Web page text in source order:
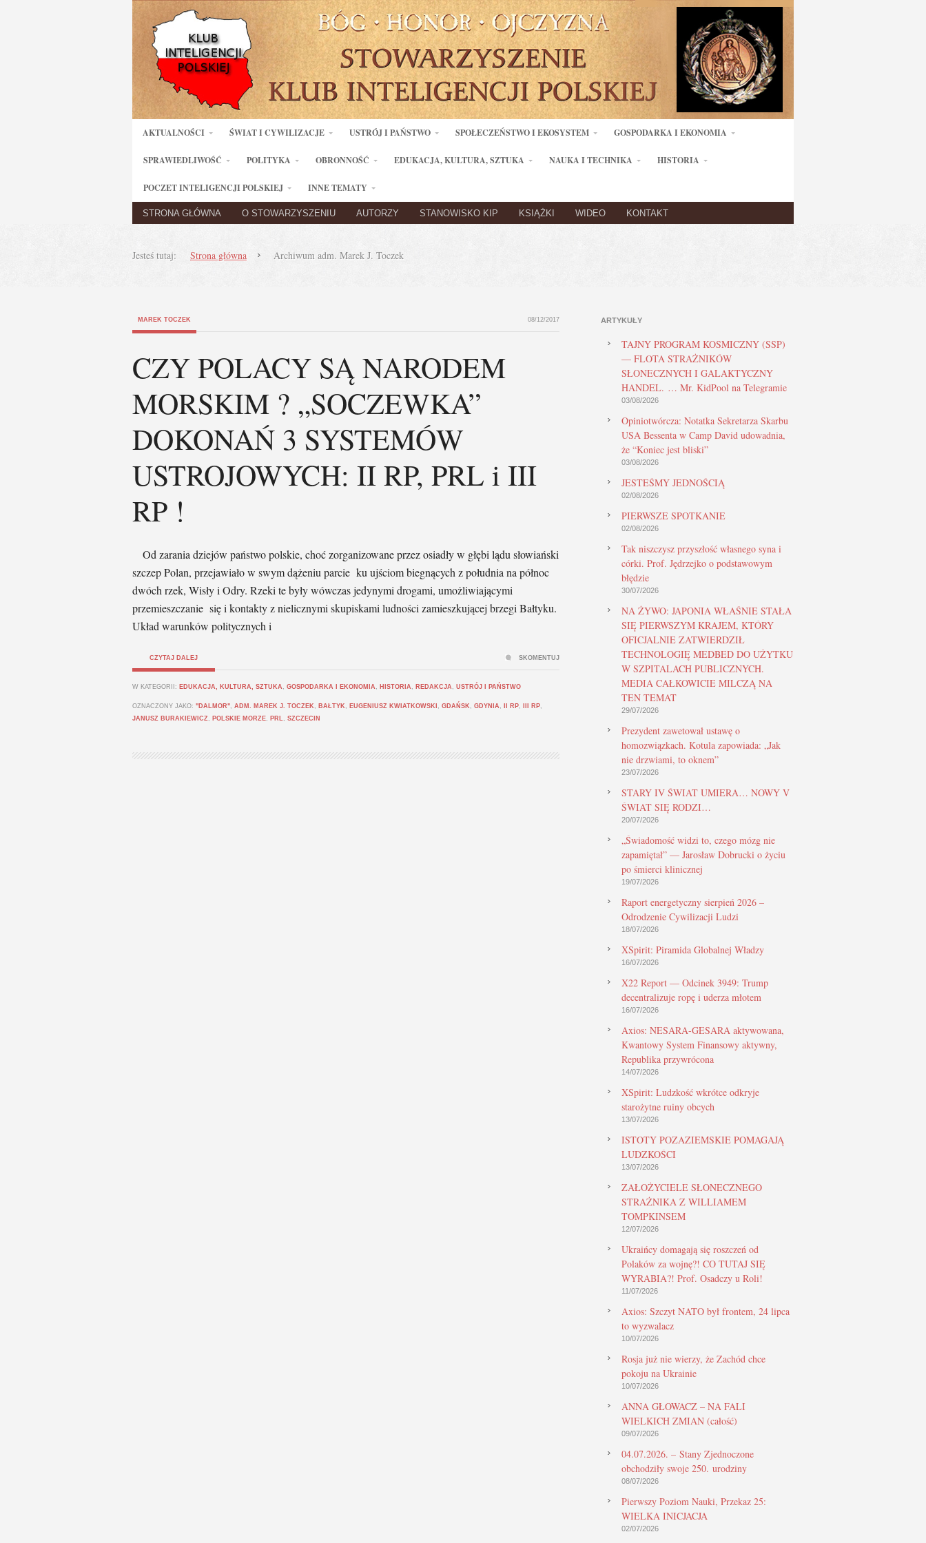
AKTUALNOŚCI ŚWIAT I CYWILIZACJE USTRÓJ I PAŃSTWO SPOŁECZEŃSTWO I EKOSYSTEM GOSPODARKA I EKONOMIA
SPRAWIEDLIWOŚĆ POLITYKA OBRONNOŚĆ EDUKACJA, KULTURA, SZTUKA NAUKA I TECHNIKA HISTORIA
POCZET INTELIGENCJI POLSKIEJ INNE TEMATY
STRONA GŁÓWNA O STOWARZYSZENIU AUTORZY STANOWISKO KIP KSIĄŻKI WIDEO KONTAKT
Jesteś tutaj: Strona główna Archiwum adm. Marek J. Toczek
MAREK TOCZEK 08/12/2017
CZY POLACY SĄ NARODEM
MORSKIM ? „SOCZEWKA”
DOKONAŃ 3 SYSTEMÓW
USTROJOWYCH: II RP, PRL i III
RP !
Od zarania dziejów państwo polskie, choć zorganizowane przez osiadły w głębi lądu słowiański
szczep Polan, przejawiało w swym dążeniu parcie ku ujściom biegnących z południa na północ
dwóch rzek, Wisły i Odry. Rzeki te były wówczas jedynymi drogami, umożliwiającymi
przemieszczanie się i kontakty z nielicznymi skupiskami ludności zamieszkującej brzegi Bałtyku.
Układ warunków politycznych i
CZYTAJ DALEJ
W KATEGORII: EDUKACJA, KULTURA, SZTUKA , GOSPODARKA I EKONOMIA , HISTORIA , REDAKCJA , USTRÓJ I PAŃSTWO
OZNACZONY JAKO: "DALMOR", ADM. MAREK J. TOCZEK , BAŁTYK , EUGENIUSZ KWIATKOWSKI , GDAŃSK , GDYNIA , II RP, III RP,
JANUSZ BURAKIEWICZ, POLSKIE MORZE, PRL, SZCZECIN
SKOMENTUJ
ARTYKUŁY
TAJNY PROGRAM KOSMICZNY (SSP)
— FLOTA STRAŻNIKÓW
SŁONECZNYCH I GALAKTYCZNY
HANDEL. … Mr. KidPool na Telegramie
03/08/2026
Opiniotwórcza: Notatka Sekretarza Skarbu
USA Bessenta w Camp David udowadnia,
że “Koniec jest bliski”
03/08/2026
JESTEŚMY JEDNOŚCIĄ
02/08/2026
PIERWSZE SPOTKANIE
02/08/2026
Tak niszczysz przyszłość własnego syna i
córki. Prof. Jędrzejko o podstawowym
błędzie
30/07/2026
NA ŻYWO: JAPONIA WŁAŚNIE STAŁA
SIĘ PIERWSZYM KRAJEM, KTÓRY
OFICJALNIE ZATWIERDZIŁ
TECHNOLOGIĘ MEDBED DO UŻYTKU
W SZPITALACH PUBLICZNYCH.
MEDIA CAŁKOWICIE MILCZĄ NA
TEN TEMAT
29/07/2026
Prezydent zawetował ustawę o
homozwiązkach. Kotula zapowiada: „Jak
nie drzwiami, to oknem”
23/07/2026
STARY IV ŚWIAT UMIERA… NOWY V
ŚWIAT SIĘ RODZI…
20/07/2026
„Świadomość widzi to, czego mózg nie
zapamiętał” — Jarosław Dobrucki o życiu
po śmierci klinicznej
19/07/2026
Raport energetyczny sierpień 2026 –
Odrodzenie Cywilizacji Ludzi
18/07/2026
XSpirit: Piramida Globalnej Władzy
16/07/2026
X22 Report — Odcinek 3949: Trump
decentralizuje ropę i uderza młotem
16/07/2026
Axios: NESARA-GESARA aktywowana,
Kwantowy System Finansowy aktywny,
Republika przywrócona
14/07/2026
XSpirit: Ludzkość wkrótce odkryje
starożytne ruiny obcych
13/07/2026
ISTOTY POZAZIEMSKIE POMAGAJĄ
LUDZKOŚCI
13/07/2026
ZAŁOŻYCIELE SŁONECZNEGO
STRAŻNIKA Z WILLIAMEM
TOMPKINSEM
12/07/2026
Ukraińcy domagają się roszczeń od
Polaków za wojnę?! CO TUTAJ SIĘ
WYRABIA?! Prof. Osadczy u Roli!
11/07/2026
Axios: Szczyt NATO był frontem, 24 lipca
to wyzwalacz
10/07/2026
Rosja już nie wierzy, że Zachód chce
pokoju na Ukrainie
10/07/2026
ANNA GŁOWACZ – NA FALI
WIELKICH ZMIAN (całość)
09/07/2026
04.07.2026. – Stany Zjednoczone
obchodziły swoje 250. urodziny
08/07/2026
Pierwszy Poziom Nauki, Przekaz 25:
WIELKA INICJACJA
02/07/2026